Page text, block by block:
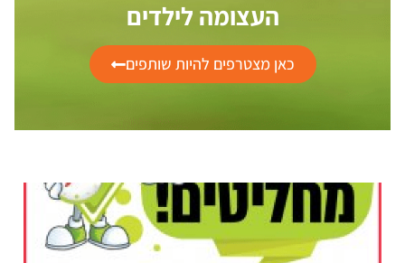
העצומה לילדים
כאן מצטרפים להיות שותפים